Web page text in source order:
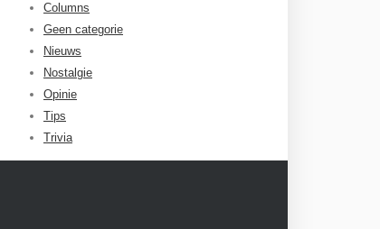
Columns
Geen categorie
Nieuws
Nostalgie
Opinie
Tips
Trivia